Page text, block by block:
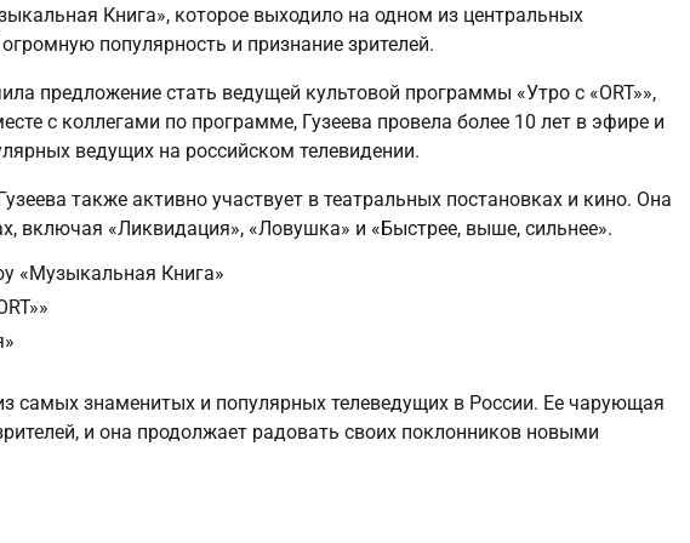
Книга», которое выходило на одном из центральных
популярность и признание зрителей.
предложение стать ведущей культовой программы «Утро с «ORT»»,
с коллегами по программе, Гузеева провела более 10 лет в эфире и
ведущих на российском телевидении.
также активно участвует в театральных постановках и кино. Она
включая «Ликвидация», «Ловушка» и «Быстрее, выше, сильнее».
«Музыкальная Книга»
самых знаменитых и популярных телеведущих в России. Ее чарующая
и она продолжает радовать своих поклонников новыми